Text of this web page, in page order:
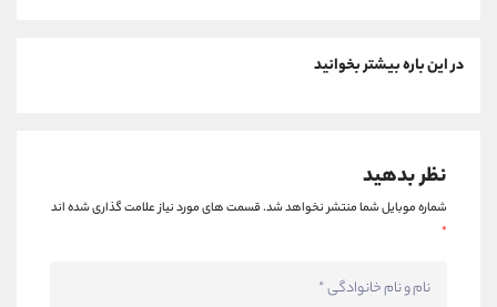
در این باره بیشتر بخوانید
نظر بدهید
شماره موبایل شما منتشر نخواهد شد.قسمت های مورد نیاز علامت گذاری شده اند
*